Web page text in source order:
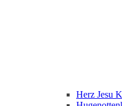
Herz Jesu